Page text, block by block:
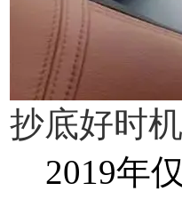
抄底好时
2019年